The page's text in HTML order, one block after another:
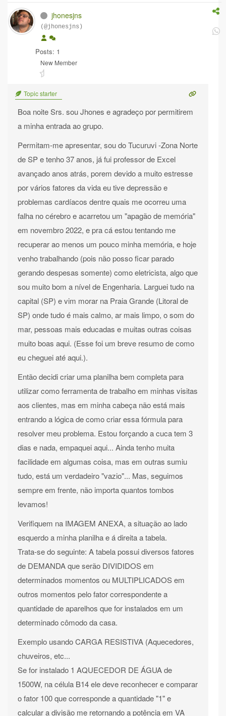
jhonesjns
(@jhonesjns)
Posts: 1
New Member
Topic starter
Boa noite Srs. sou Jhones e agradeço por permitirem
a minha entrada ao grupo.
Permitam-me apresentar, sou do Tucuruvi -Zona Norte
de SP e tenho 37 anos, já fui professor de Excel
avançado anos atrás, porem devido a muito estresse
por vários fatores da vida eu tive depressão e
problemas cardíacos dentre quais me ocorreu uma
falha no cérebro e acarretou um "apagão de memória"
em novembro 2022, e pra cá estou tentando me
recuperar ao menos um pouco minha memória, e hoje
venho trabalhando (pois não posso ficar parado
gerando despesas somente) como eletricista, algo que
sou muito bom a nível de Engenharia. Larguei tudo na
capital (SP) e vim morar na Praia Grande (Litoral de
SP) onde tudo é mais calmo, ar mais limpo, o som do
mar, pessoas mais educadas e muitas outras coisas
muito boas aqui. (Esse foi um breve resumo de como
eu cheguei até aqui.).
Então decidi criar uma planilha bem completa para
utilizar como ferramenta de trabalho em minhas visitas
aos clientes, mas em minha cabeça não está mais
entrando a lógica de como criar essa fórmula para
resolver meu problema. Estou forçando a cuca tem 3
dias e nada, empaquei aqui... Ainda tenho muita
facilidade em algumas coisa, mas em outras sumiu
tudo, está um verdadeiro "vazio"... Mas, seguimos
sempre em frente, não importa quantos tombos
levamos!
Verifiquem na IMAGEM ANEXA, a situação ao lado
esquerdo a minha planilha e á direita a tabela.
Trata-se do seguinte: A tabela possui diversos fatores
de DEMANDA que serão DIVIDIDOS em
determinados momentos ou MULTIPLICADOS em
outros momentos pelo fator correspondente a
quantidade de aparelhos que for instalados em um
determinado cômodo da casa.
Exemplo usando CARGA RESISTIVA (Aquecedores,
chuveiros, etc...
Se for instalado 1 AQUECEDOR DE ÁGUA de
1500W, na célula B14 ele deve reconhecer e comparar
o fator 100 que corresponde a quantidade "1" e
calcular a divisão me retornando a potência em VA